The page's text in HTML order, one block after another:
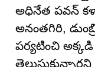
అధినేత పవన్
అనంతగిరి,
పర్యటించి అక్కడి